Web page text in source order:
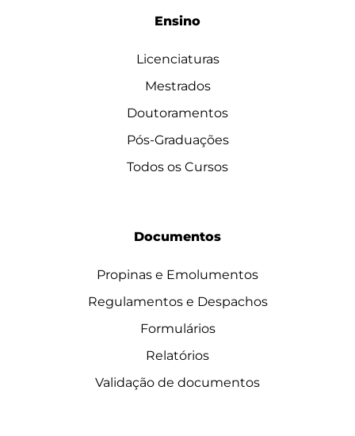
Ensino
Licenciaturas
Mestrados
Doutoramentos
Pós-Graduações
Todos os Cursos
Documentos
Propinas e Emolumentos
Regulamentos e Despachos
Formulários
Relatórios
Validação de documentos